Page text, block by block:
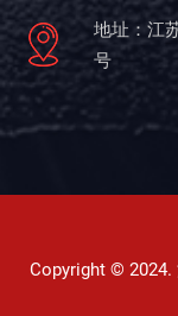
地址：江
号
Copyright © 2024.